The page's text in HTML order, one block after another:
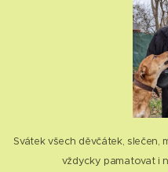
Svátek všech děvčátek, slečen,
vždycky pamatovat i